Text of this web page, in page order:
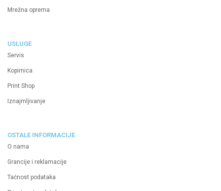
Mrežna oprema
USLUGE
Servis
Kopirnica
Print Shop
Iznajmljivanje
OSTALE INFORMACIJE
O nama
Grancije i reklamacije
Tačnost podataka